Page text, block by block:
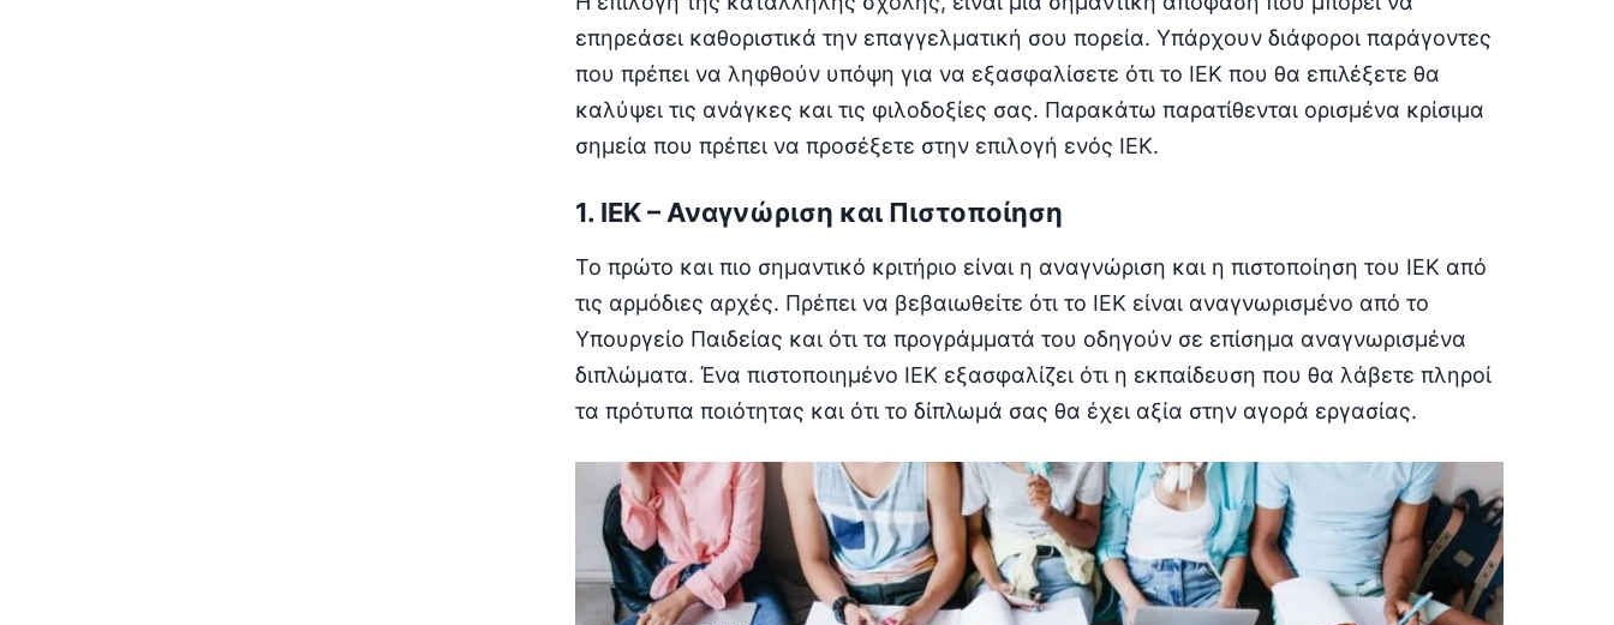
επηρεάσει καθοριστικά την επαγγελματική σου πορεία. Υπάρχουν διάφοροι παράγοντες
που πρέπει να ληφθούν υπόψη για να εξασφαλίσετε ότι το ΙΕΚ που θα επιλέξετε θα
καλύψει τις ανάγκες και τις φιλοδοξίες σας. Παρακάτω παρατίθενται ορισμένα κρίσιμα
σημεία που πρέπει να προσέξετε στην επιλογή ενός ΙΕΚ.
1. ΙΕΚ – Αναγνώριση και Πιστοποίηση
Το πρώτο και πιο σημαντικό κριτήριο είναι η αναγνώριση και η πιστοποίηση του ΙΕΚ από
τις αρμόδιες αρχές. Πρέπει να βεβαιωθείτε ότι το ΙΕΚ είναι αναγνωρισμένο από το
Υπουργείο Παιδείας και ότι τα προγράμματά του οδηγούν σε επίσημα αναγνωρισμένα
διπλώματα. Ένα πιστοποιημένο ΙΕΚ εξασφαλίζει ότι η εκπαίδευση που θα λάβετε πληροί
τα πρότυπα ποιότητας και ότι το δίπλωμά σας θα έχει αξία στην αγορά εργασίας.